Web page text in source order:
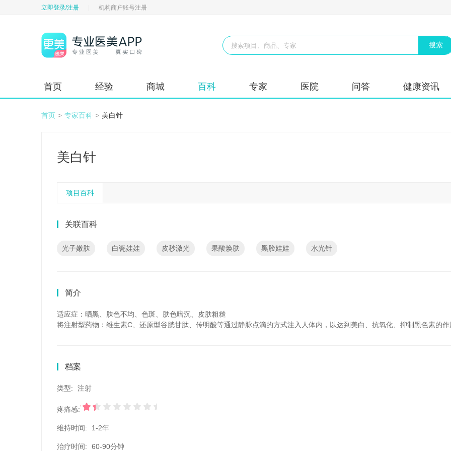
立即登录/注册 机构商户账号注册
首页 经验 商城 百科 专家 医院 问答 健康资讯
首页 > 专家百科 > 美白针
美白针
项目百科
关联百科
光子嫩肤 白瓷娃娃 皮秒激光 果酸焕肤 黑脸娃娃 水光针
简介
适应症：晒黑、肤色不均、色斑、肤色暗沉、皮肤粗糙
将注射型药物：维生素C、还原型谷胱甘肽、传明酸等通过静脉点滴的方式注入人体内，以达到美白、抗氧化、抑制黑色素的作
档案
类型: 注射
疼痛感:
维持时间: 1-2年
治疗时间: 60-90分钟